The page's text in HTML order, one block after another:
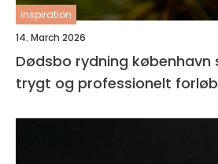
inspiration
14. March 2026
Dødsbo rydning københavn sådan får du et
trygt og professionelt forløb